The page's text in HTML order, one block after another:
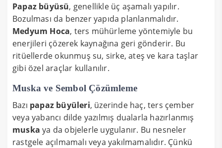
Papaz büyüsü, genellikle üç aşamalı yapılır.
Bozulması da benzer yapıda planlanmalıdır.
Medyum Hoca, ters mühürleme yöntemiyle bu
enerjileri çözerek kaynağına geri gönderir. Bu
ritüellerde okunmuş su, sirke, ateş ve kara taşlar
gibi özel araçlar kullanılır.
Muska ve Sembol Çözümleme
Bazı papaz büyüleri, üzerinde haç, ters çember
veya yabancı dilde yazılmış dualarla hazırlanmış
muska ya da objelerle uygulanır. Bu nesneler
rastgele açılmamalı veya yakılmamalıdır. Çünkü